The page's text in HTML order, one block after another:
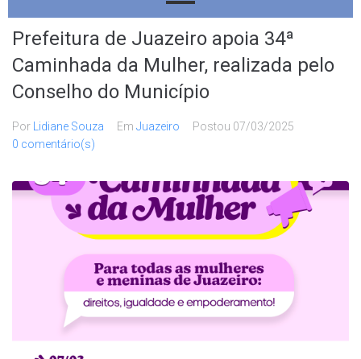
Prefeitura de Juazeiro apoia 34ª
Caminhada da Mulher, realizada pelo
Conselho do Município
Por Lidiane Souza Em Juazeiro Postou 07/03/2025
0 comentário(s)